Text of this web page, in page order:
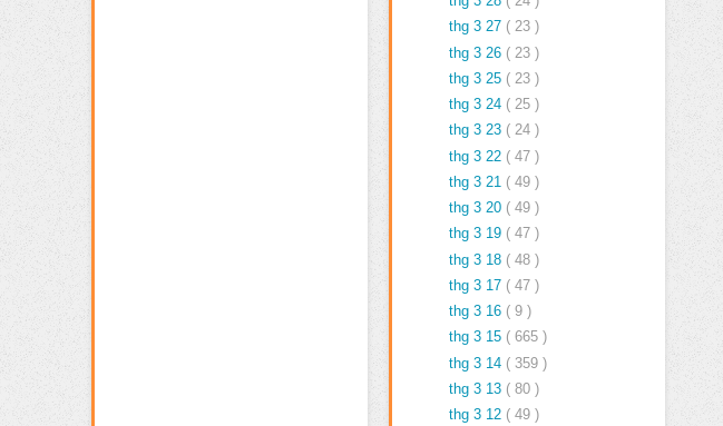
thg 3 27 ( 23 )
thg 3 26 ( 23 )
thg 3 25 ( 23 )
thg 3 24 ( 25 )
thg 3 23 ( 24 )
thg 3 22 ( 47 )
thg 3 21 ( 49 )
thg 3 20 ( 49 )
thg 3 19 ( 47 )
thg 3 18 ( 48 )
thg 3 17 ( 47 )
thg 3 16 ( 9 )
thg 3 15 ( 665 )
thg 3 14 ( 359 )
thg 3 13 ( 80 )
thg 3 12 ( 49 )